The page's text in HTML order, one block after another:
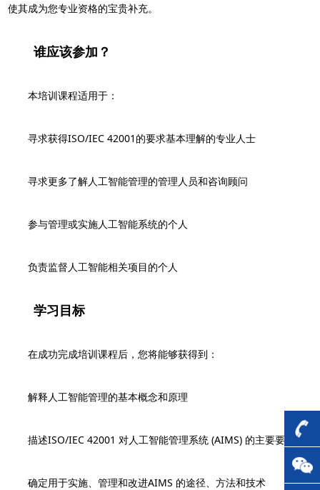
使其成为您专业资格的宝贵补充。
谁应该参加？
本培训课程适用于：
寻求获得ISO/IEC 42001的要求基本理解的专业人士
寻求更多了解人工智能管理的管理人员和咨询顾问
参与管理或实施人工智能系统的个人
负责监督人工智能相关项目的个人
学习目标
在成功完成培训课程后，您将能够获得到：
解释人工智能管理的基本概念和原理
描述ISO/IEC 42001 对人工智能管理系统 (AIMS) 的主要要求
确定用于实施、管理和改进AIMS 的途径、方法和技术